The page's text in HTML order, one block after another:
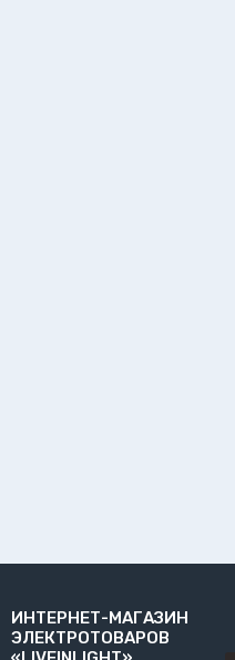
ИНТЕРНЕТ-МАГАЗИН
ЭЛЕКТРОТОВАРОВ